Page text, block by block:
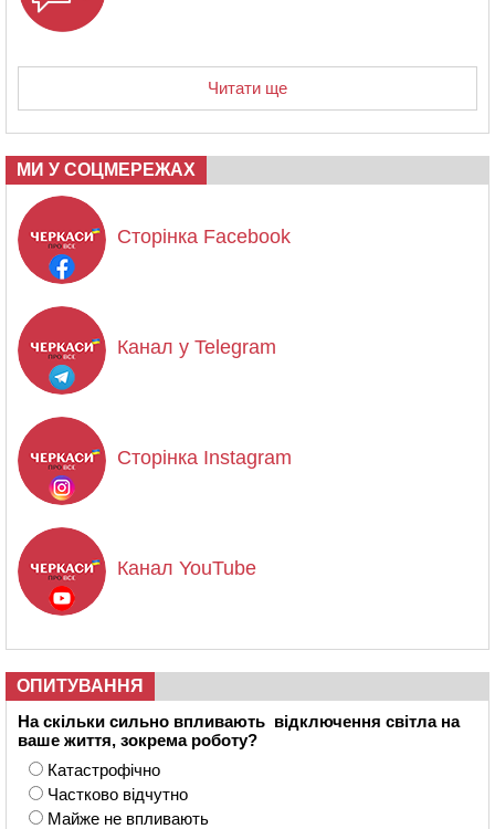
Читати ще
МИ У СОЦМЕРЕЖАХ
Сторінка Facebook
Канал у Telegram
Сторінка Instagram
Канал YouTube
ОПИТУВАННЯ
На скільки сильно впливають відключення світла на
ваше життя, зокрема роботу?
Катастрофічно
Частково відчутно
Майже не впливають